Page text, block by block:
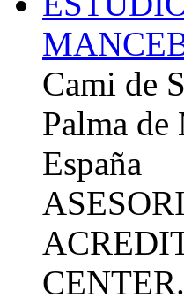
Cami de
Palma de
España
CENTER.